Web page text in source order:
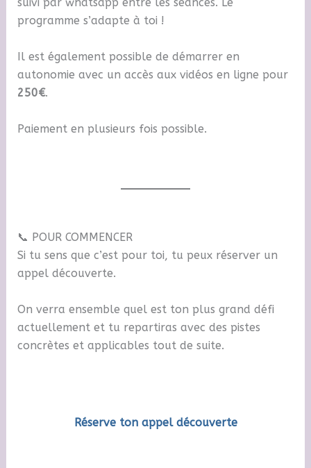
suivi par whatsapp entre les séances. Le
programme s’adapte à toi !
Il est également possible de démarrer en
autonomie avec un accès aux vidéos en ligne pour
250€.
Paiement en plusieurs fois possible.
📞 POUR COMMENCER
Si tu sens que c’est pour toi, tu peux réserver un
appel découverte.
On verra ensemble quel est ton plus grand défi
actuellement et tu repartiras avec des pistes
concrètes et applicables tout de suite.
Réserve ton appel découverte